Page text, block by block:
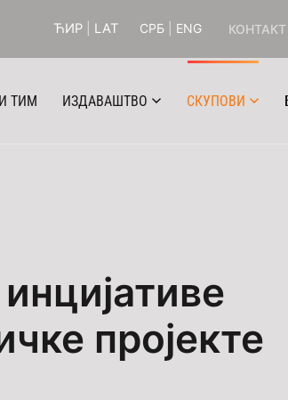
ЋИР LAT СРБ ENG КОНТАКТ
ТИМ ИЗДАВАШТВО СКУПОВИ
пројекте